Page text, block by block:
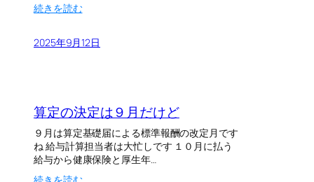
続きを読む:
？
？
2025年9月12日
算定の決定は９月だけど
９月は算定基礎届による標準報酬の改定月です
ね 給与計算担当者は大忙しです １０月に払う
給与から健康保険と厚生年…
: